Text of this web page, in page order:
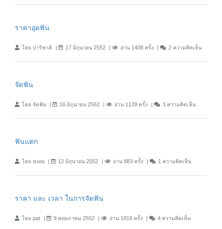
ราคาอุดฟัน
โดย ปาริชาติ 17 มิถุนายน 2552 อ่าน 1408 ครั้ง 2 ความคิดเห็น
จัดฟัน
โดย จัดฟัน 16 มิถุนายน 2552 อ่าน 1139 ครั้ง 3 ความคิดเห็น
ฟันแตก
โดย หงอย 12 มิถุนายน 2552 อ่าน 883 ครั้ง 1 ความคิดเห็น
ราคา และ เวลา ในการจัดฟัน
โดย pat 9 พฤษภาคม 2552 อ่าน 1818 ครั้ง 4 ความคิดเห็น